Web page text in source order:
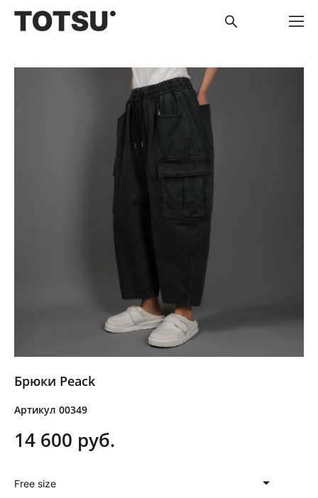
Брюки Peack
Артикул 00349
14 600 pуб.
Free size